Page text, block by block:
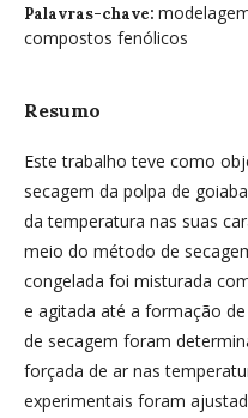
Palavras-chave:
compostos fenólicos
Resumo
Este trabalho teve como
secagem da polpa de
da temperatura nas suas
meio do método de
congelada foi misturada
e agitada até a formação
de secagem foram
forçada de ar nas
experimentais foram